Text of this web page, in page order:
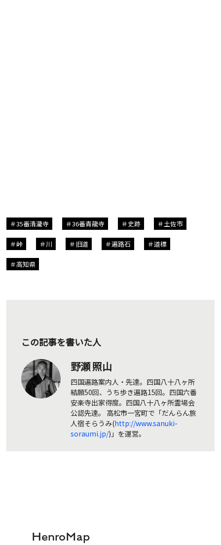
35番清瀧寺 36番青龍寺 史跡 土佐市
峠 川 旧道 遍路石 道標
高知県
この記事を書いた人
野瀬 照山
四国遍路案内人・先達。四国八十八ヶ所
結願50回、うち歩き遍路15回。四国六番
安楽寺出家得度。四国八十八ヶ所霊場会
公認先達。 高松市一宮町で「だんらん旅
人宿そらうみ(http://www.sanuki-
soraumi.jp/)」を運営。
HenroMap